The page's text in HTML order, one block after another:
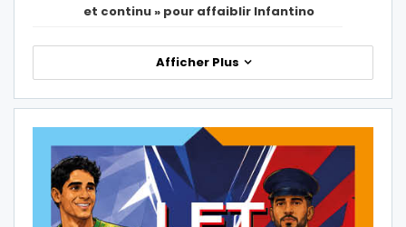
et continu » pour affaiblir Infantino
Afficher Plus